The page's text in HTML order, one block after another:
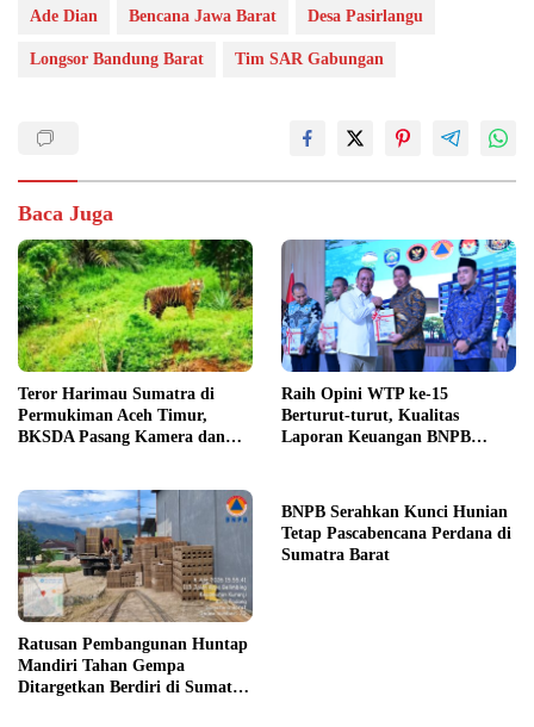
Ade Dian Bencana Jawa Barat Desa Pasirlangu
Longsor Bandung Barat Tim SAR Gabungan
Baca Juga
Teror Harimau Sumatra di
Permukiman Aceh Timur,
BKSDA Pasang Kamera dan
Raih Opini WTP ke-15
Berturut-turut, Kualitas
Laporan Keuangan BNPB
Ratusan Pembangunan Huntap
Mandiri Tahan Gempa
Ditargetkan Berdiri di Sumatra
BNPB Serahkan Kunci Hunian
Tetap Pascabencana Perdana di
Sumatra Barat